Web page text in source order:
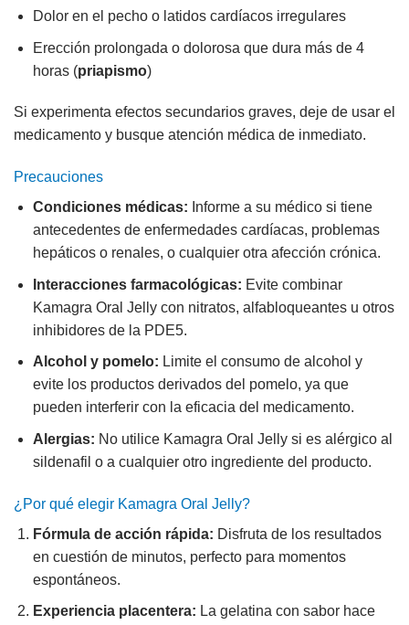
Dolor en el pecho o latidos cardíacos irregulares
Erección prolongada o dolorosa que dura más de 4
horas (priapismo)
Si experimenta efectos secundarios graves, deje de usar el
medicamento y busque atención médica de inmediato.
Precauciones
Condiciones médicas: Informe a su médico si tiene
antecedentes de enfermedades cardíacas, problemas
hepáticos o renales, o cualquier otra afección crónica.
Interacciones farmacológicas: Evite combinar
Kamagra Oral Jelly con nitratos, alfabloqueantes u otros
inhibidores de la PDE5.
Alcohol y pomelo: Limite el consumo de alcohol y
evite los productos derivados del pomelo, ya que
pueden interferir con la eficacia del medicamento.
Alergias: No utilice Kamagra Oral Jelly si es alérgico al
sildenafil o a cualquier otro ingrediente del producto.
¿Por qué elegir Kamagra Oral Jelly?
Fórmula de acción rápida: Disfruta de los resultados
en cuestión de minutos, perfecto para momentos
espontáneos.
Experiencia placentera: La gelatina con sabor hace